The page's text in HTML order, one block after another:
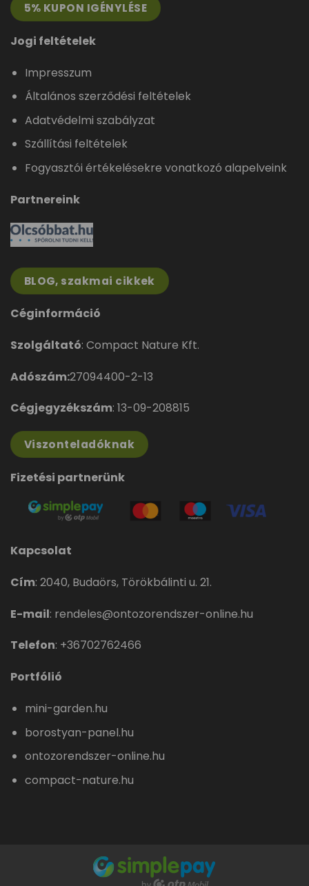
5% KUPON IGÉNYLÉSE
Jogi feltételek
Impresszum
Általános szerződési feltételek
Adatvédelmi szabályzat
Szállítási feltételek
Fogyasztói értékelésekre vonatkozó alapelveink
Partnereink
BLOG, szakmai cikkek
Céginformáció
Szolgáltató: Compact Nature Kft.
Adószám:27094400-2-13
Cégjegyzékszám: 13-09-208815
Viszonteladóknak
Fizetési partnerünk
Kapcsolat
Cím: 2040, Budaörs, Törökbálinti u. 21.
E-mail: rendeles@ontozorendszer-online.hu
Telefon: +36702762466
Portfólió
mini-garden.hu
borostyan-panel.hu
ontozorendszer-online.hu
compact-nature.hu